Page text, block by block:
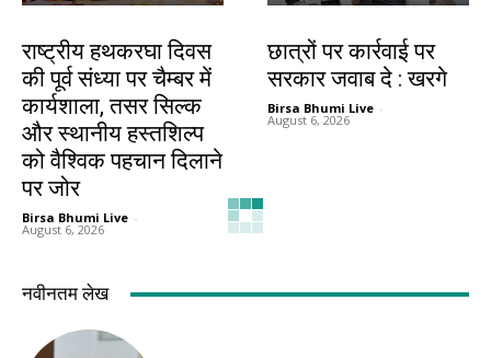
राष्ट्रीय हथकरघा दिवस
की पूर्व संध्या पर चैम्बर में
कार्यशाला, तसर सिल्क
और स्थानीय हस्तशिल्प
को वैश्विक पहचान दिलाने
पर जोर
Birsa Bhumi Live -
August 6, 2026
छात्रों पर कार्रवाई पर
सरकार जवाब दे : खरगे
Birsa Bhumi Live -
August 6, 2026